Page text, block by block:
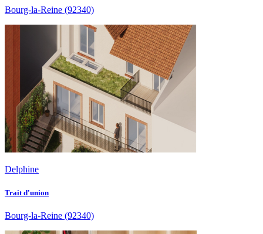
Bourg-la-Reine (92340)
Delphine
Trait d'union
Bourg-la-Reine (92340)